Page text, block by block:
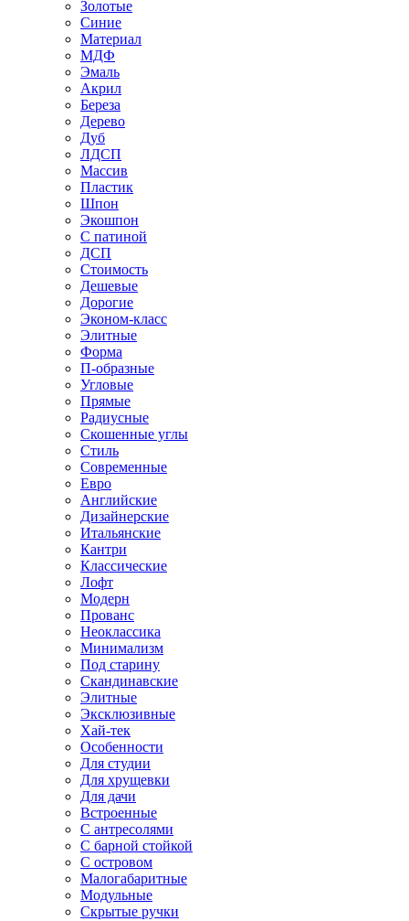
Золотые
Синие
Материал
МДФ
Эмаль
Акрил
Береза
Дерево
Дуб
ЛДСП
Массив
Пластик
Шпон
Экошпон
С патиной
ДСП
Стоимость
Дешевые
Дорогие
Эконом-класс
Элитные
Форма
П-образные
Угловые
Прямые
Радиусные
Скошенные углы
Стиль
Современные
Евро
Английские
Дизайнерские
Итальянские
Кантри
Классические
Лофт
Модерн
Прованс
Неоклассика
Минимализм
Под старину
Скандинавские
Элитные
Эксклюзивные
Хай-тек
Особенности
Для студии
Для хрущевки
Для дачи
Встроенные
С антресолями
С барной стойкой
С островом
Малогабаритные
Модульные
Скрытые ручки